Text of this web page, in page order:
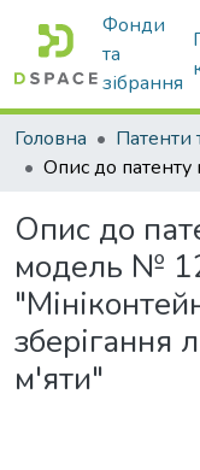
Фонди
та
зібрання
Головна
Опис до
модель №
зберігання
м'яти"